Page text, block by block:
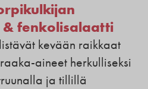
fenkolisalaatti
kevään raikkaat
aineet herkulliseksi
ja tillillä